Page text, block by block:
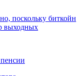
поскольку биткойн
выходных